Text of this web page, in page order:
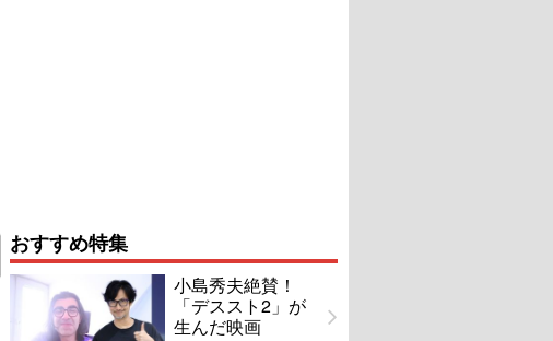
おすすめ特集
小島秀夫絶賛！
「デススト2」が
生んだ映画